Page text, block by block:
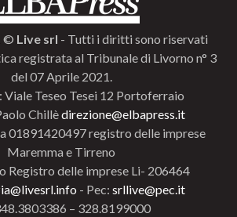
© Live srl - Tutti i diritti sono riservati
registrata al Tribunale di Livorno n° 3
del 07 Aprile 2021.
Viale Teseo Tesei 12 Portoferraio
Chillèdirezione@elbapress.it
01891420497 registro delle imprese
Maremma e Tirreno
Registro delle imprese Li- 206464
- Pec: srllive@pec.it
– 328.8199000